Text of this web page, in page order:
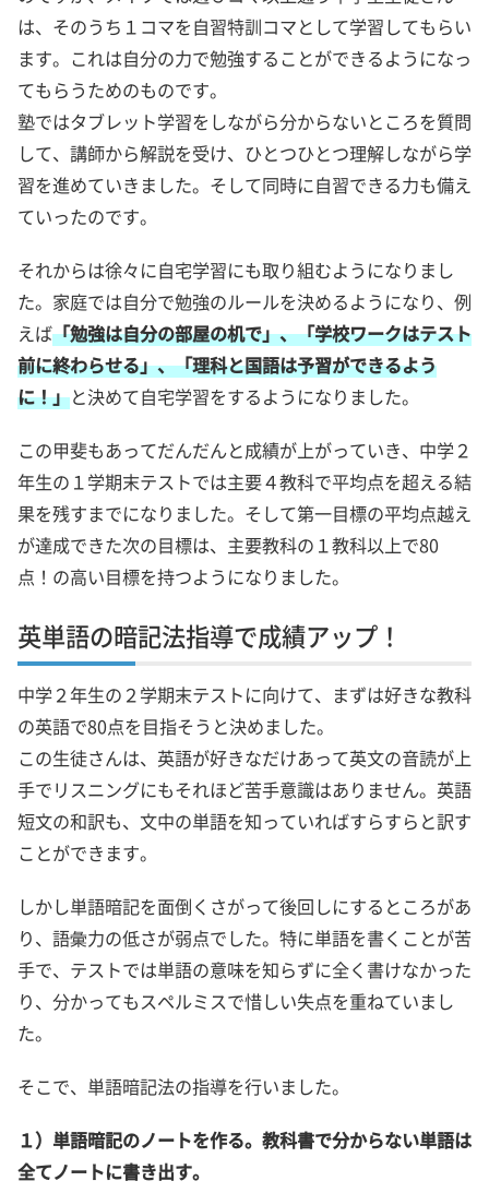
は、そのうち１コマを自習特訓コマとして学習してもらい
ます。これは自分の力で勉強することができるようになっ
てもらうためのものです。
塾ではタブレット学習をしながら分からないところを質問
して、講師から解説を受け、ひとつひとつ理解しながら学
習を進めていきました。そして同時に自習できる力も備え
ていったのです。
それからは徐々に自宅学習にも取り組むようになりまし
た。家庭では自分で勉強のルールを決めるようになり、例
えば「勉強は自分の部屋の机で」、「学校ワークはテスト
前に終わらせる」、「理科と国語は予習ができるよう
に！」と決めて自宅学習をするようになりました。
この甲斐もあってだんだんと成績が上がっていき、中学２
年生の１学期末テストでは主要４教科で平均点を超える結
果を残すまでになりました。そして第一目標の平均点越え
が達成できた次の目標は、主要教科の１教科以上で80
点！の高い目標を持つようになりました。
英単語の暗記法指導で成績アップ！
中学２年生の２学期末テストに向けて、まずは好きな教科
の英語で80点を目指そうと決めました。
この生徒さんは、英語が好きなだけあって英文の音読が上
手でリスニングにもそれほど苦手意識はありません。英語
短文の和訳も、文中の単語を知っていればすらすらと訳す
ことができます。
しかし単語暗記を面倒くさがって後回しにするところがあ
り、語彙力の低さが弱点でした。特に単語を書くことが苦
手で、テストでは単語の意味を知らずに全く書けなかった
り、分かってもスペルミスで惜しい失点を重ねていまし
た。
そこで、単語暗記法の指導を行いました。
１）単語暗記のノートを作る。教科書で分からない単語は
全てノートに書き出す。